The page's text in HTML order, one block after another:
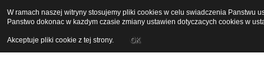
W ramach naszej witryny stosujemy pliki cookies w celu swiadczenia Panstwu
Panstwo dokonac w kazdym czasie zmiany ustawien dotyczacych cookies w
Akceptuje pliki cookie z tej strony. OK